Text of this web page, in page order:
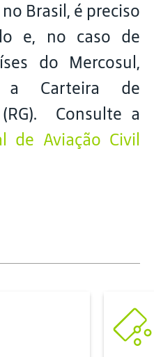
Brasil, é preciso
e, no caso de
do Mercosul,
a Carteira de
Consulte a
de Aviação Civil